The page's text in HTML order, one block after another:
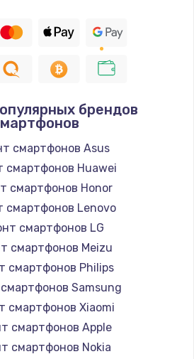
брендов
смартфонов Asus
смартфонов Huawei
смартфонов Honor
смартфонов Lenovo
смартфонов LG
смартфонов Meizu
смартфонов Philips
Samsung
смартфонов Xiaomi
смартфонов Apple
смартфонов Nokia